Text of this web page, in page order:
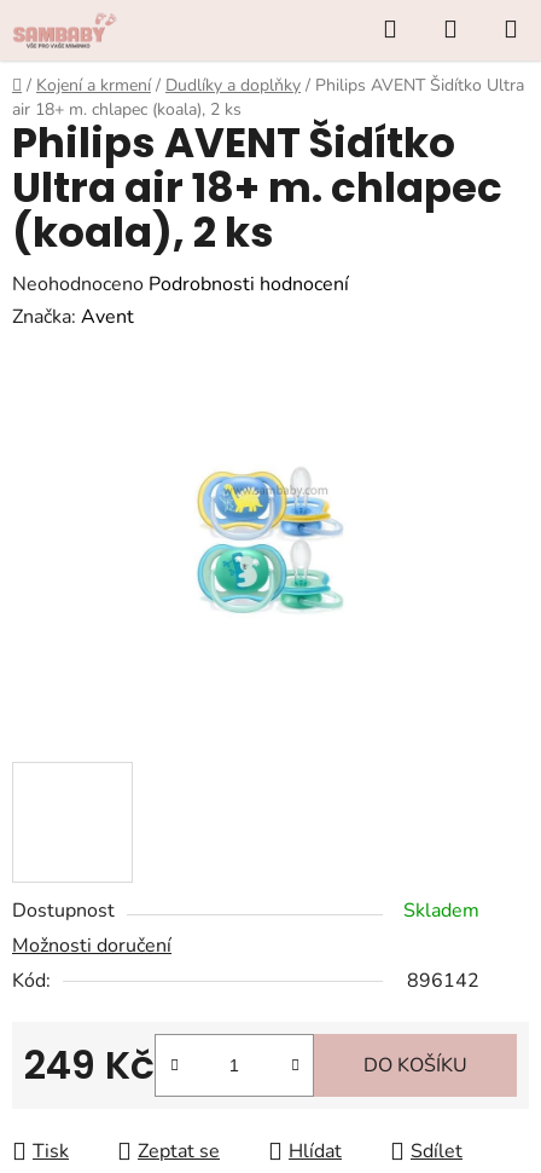
na
obsah
Hledat
KOŠÍK
Domů
/ Kojení a krmení / Dudlíky a doplňky / Philips AVENT Šidítko Ultra
air 18+ m. chlapec (koala), 2 ks
Dostupnost
Skladem
Možnosti doručení
Kód:
896142
249 Kč DO KOŠÍKU
Tisk Zeptat se Hlídat Sdílet
Philips AVENT Šidítko
Ultra air 18+ m. chlapec
(koala), 2 ks
Průměrné
hodnocení
Neohodnoceno Podrobnosti hodnocení
Značka: Avent